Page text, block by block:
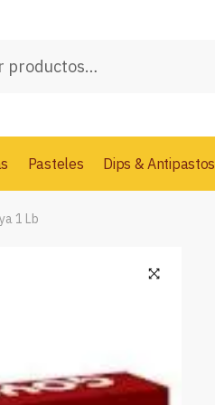
Pasteles Dips & Antipastos
1 Lb